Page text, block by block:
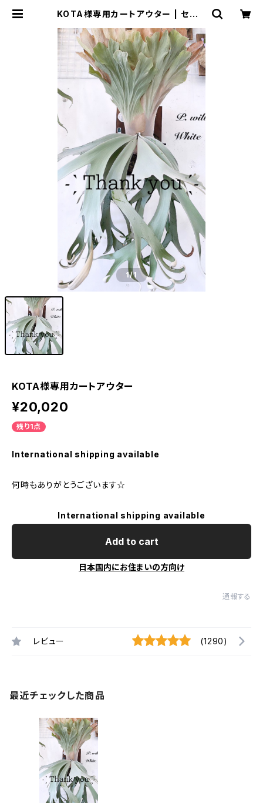
KOTA様専用カートアウター | セレク
1/1
KOTA様専用カートアウター
¥20,020
残り1点
International shipping available
何時もありがとうございます☆
International shipping available
Add to cart
日本国内にお住まいの方向け
通報する
レビュー (1290)
最近チェックした商品